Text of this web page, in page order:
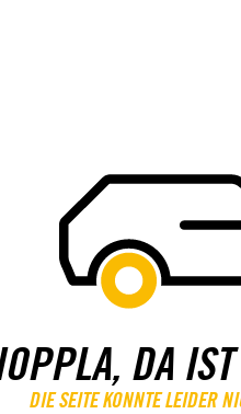
DA
DIE SEITE KONNTE LEIDER